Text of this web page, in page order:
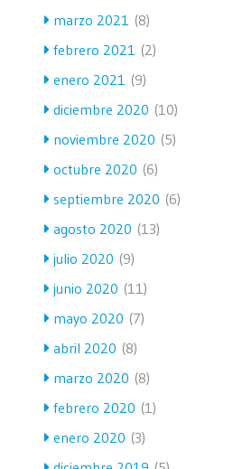
marzo 2021 (8)
febrero 2021 (2)
enero 2021 (9)
diciembre 2020 (10)
noviembre 2020 (5)
octubre 2020 (6)
septiembre 2020 (6)
agosto 2020 (13)
julio 2020 (9)
junio 2020 (11)
mayo 2020 (7)
abril 2020 (8)
marzo 2020 (8)
febrero 2020 (1)
enero 2020 (3)